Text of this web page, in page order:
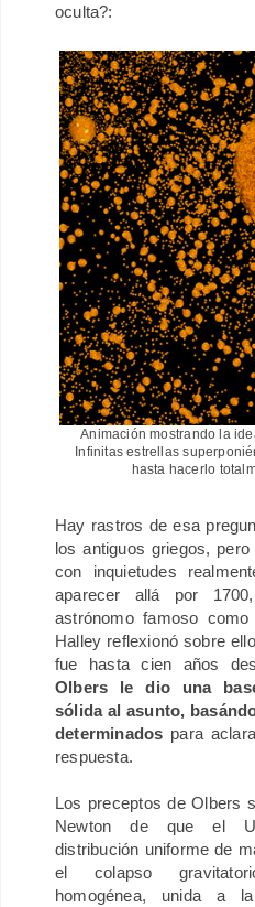
oculta?:
Animación mostrando la
Infinitas estrellas
hasta hacerlo
Hay rastros de esa
los antiguos griegos,
con inquietudes
aparecer allá por
astrónomo famoso
Halley reflexionó sobre
fue hasta cien años
Olbers le dio una
sólida al asunto,
determinados para
respuesta.
Los preceptos de Olbers
Newton de que el
distribución uniforme de
el colapso
homogénea, unida a